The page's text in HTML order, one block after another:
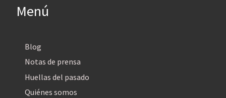
Menú
Blog
Notas de prensa
Huellas del pasado
Quiénes somos